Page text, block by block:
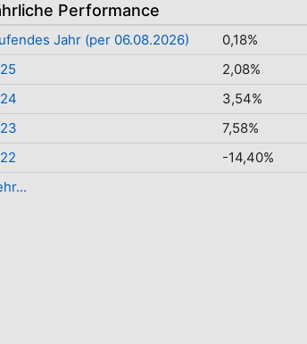
Performance
Jahr (per 06.08.2026)
0,18%
2,08%
3,54%
7,58%
-14,40%